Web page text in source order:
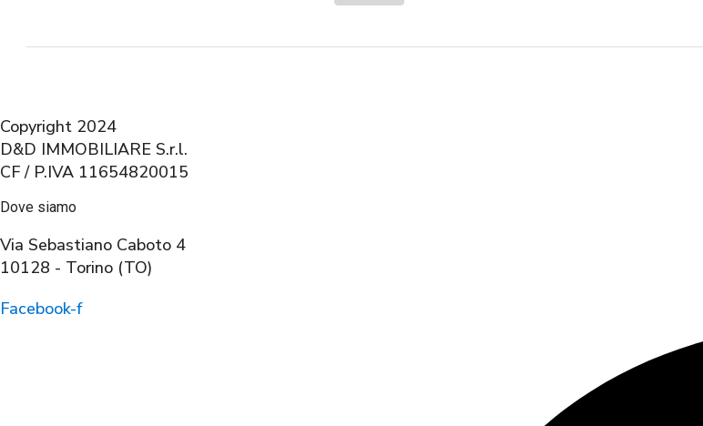
Copyright 2024
D&D IMMOBILIARE S.r.l.
CF / P.IVA 11654820015
Dove siamo
Via Sebastiano Caboto 4
10128 - Torino (TO)
Facebook-f